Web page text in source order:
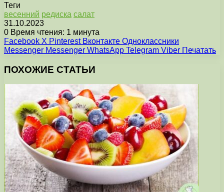
Теги
весенний редиска салат
31.10.2023
0 Время чтения: 1 минута
Facebook X Pinterest Вконтакте Одноклассники
Messenger Messenger WhatsApp Telegram Viber Печатать
ПОХОЖИЕ СТАТЬИ